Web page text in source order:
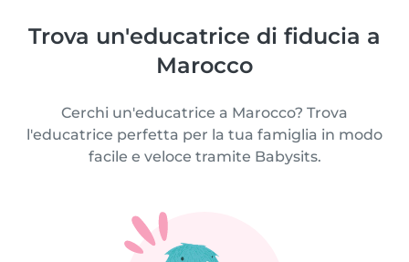
Trova un'educatrice di fiducia a
Marocco
Cerchi un'educatrice a Marocco? Trova
l'educatrice perfetta per la tua famiglia in modo
facile e veloce tramite Babysits.